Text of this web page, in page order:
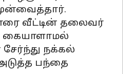
வீட்டின் தலைவர்
கையாளாமல்
நக்கல்
பந்தை